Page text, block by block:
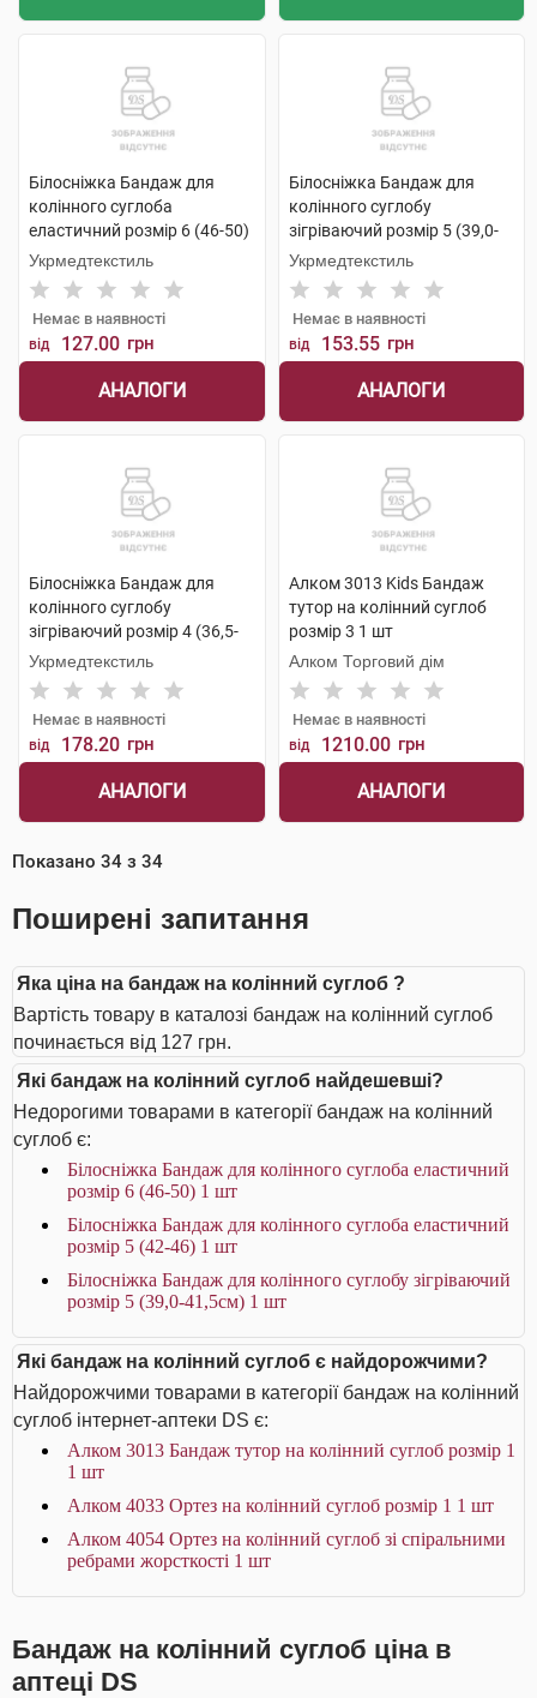
Білосніжка Бандаж для
колінного суглоба
еластичний розмір 6 (46-50)
1 шт
Укрмедтекстиль
Немає в наявності
від 127.00 грн
АНАЛОГИ
Білосніжка Бандаж для
колінного суглобу
зігріваючий розмір 5 (39,0-
41,5см) 1 шт
Укрмедтекстиль
Немає в наявності
від 153.55 грн
АНАЛОГИ
Білосніжка Бандаж для
колінного суглобу
зігріваючий розмір 4 (36,5-
39,0см) 1 шт
Укрмедтекстиль
Немає в наявності
від 178.20 грн
АНАЛОГИ
Алком 3013 Kids Бандаж
тутор на колінний суглоб
розмір 3 1 шт
Алком Торговий дім
Немає в наявності
від 1210.00 грн
АНАЛОГИ
Показано 34 з 34
Поширені запитання
Яка ціна на бандаж на колінний суглоб ?
Вартість товару в каталозі бандаж на колінний суглоб
починається від 127 грн.
Які бандаж на колінний суглоб найдешевші?
Недорогими товарами в категорії бандаж на колінний
суглоб є:
Білосніжка Бандаж для колінного суглоба еластичний
розмір 6 (46-50) 1 шт
Білосніжка Бандаж для колінного суглоба еластичний
розмір 5 (42-46) 1 шт
Білосніжка Бандаж для колінного суглобу зігріваючий
розмір 5 (39,0-41,5см) 1 шт
Які бандаж на колінний суглоб є найдорожчими?
Найдорожчими товарами в категорії бандаж на колінний
суглоб інтернет-аптеки DS є:
Алком 3013 Бандаж тутор на колінний суглоб розмір 1
1 шт
Алком 4033 Ортез на колінний суглоб розмір 1 1 шт
Алком 4054 Ортез на колінний суглоб зі спіральними
ребрами жорсткості 1 шт
Бандаж на колінний суглоб ціна в
аптеці DS